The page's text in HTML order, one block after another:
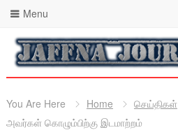
Menu
You Are Here Home செய்திகள்
அவர்கள் கொழும்பிற்கு இடமாற்றம்